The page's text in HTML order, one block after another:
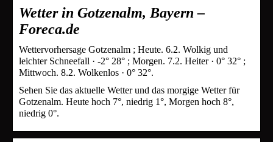
Wetter in Gotzenalm, Bayern –
Foreca.de
Wettervorhersage Gotzenalm ; Heute. 6.2. Wolkig und
leichter Schneefall · -2° 28° ; Morgen. 7.2. Heiter · 0° 32° ;
Mittwoch. 8.2. Wolkenlos · 0° 32°.
Sehen Sie das aktuelle Wetter und das morgige Wetter für
Gotzenalm. Heute hoch 7°, niedrig 1°, Morgen hoch 8°,
niedrig 0°.